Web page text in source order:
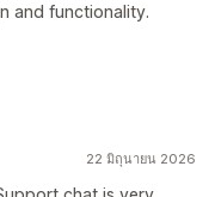
and functionality.
22 มิถุนายน 2026